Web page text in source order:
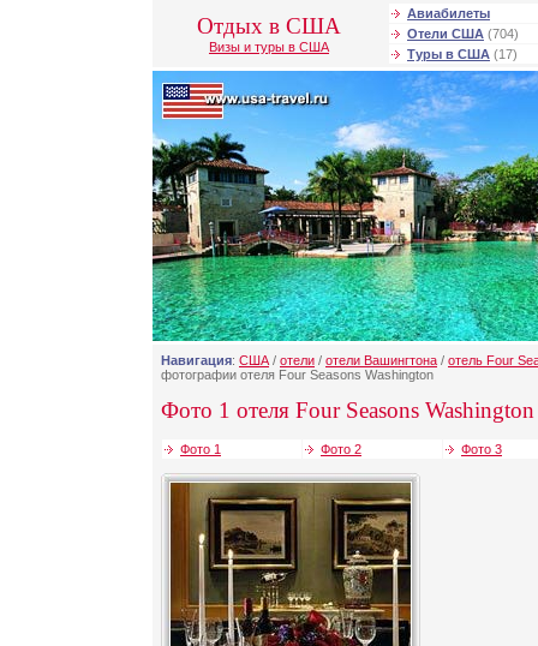
Отдых в США
Визы и туры в США
Авиабилеты
Отели США (704)
Туры в США (17)
Навигация: США / отели / отели Вашингтона / отель Four
фотографии отеля Four Seasons Washington
Фото 1 отеля Four Seasons
Фото 1 Фото 2 Фото 3